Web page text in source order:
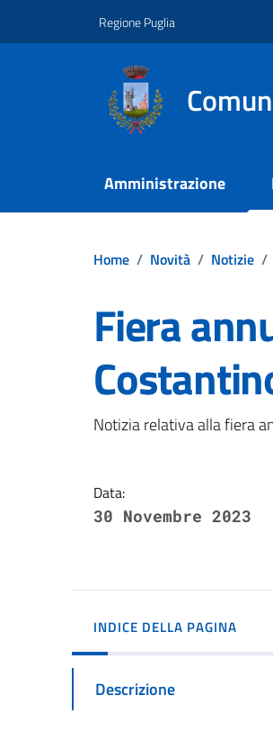
Regione Puglia
Amministrazione
Home / Novità / Notizie /
Fiera
Dettagli
Notizia relativa alla fiera
Data:
30 Novembre 2023
INDICE DELLA PAGINA
Descrizione